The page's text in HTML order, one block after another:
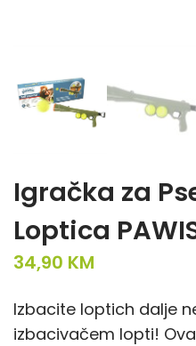
Igračka za
Loptica
34,90 KM
Izbacite loptich dalje
izbacivačem lopti!